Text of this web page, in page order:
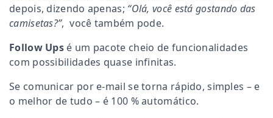
depois, dizendo apenas; “Olá, você está gostando das
camisetas?”, você também pode.
Follow Ups é um pacote cheio de funcionalidades
com possibilidades quase infinitas.
Se comunicar por e-mail se torna rápido, simples – e
o melhor de tudo – é 100 % automático.